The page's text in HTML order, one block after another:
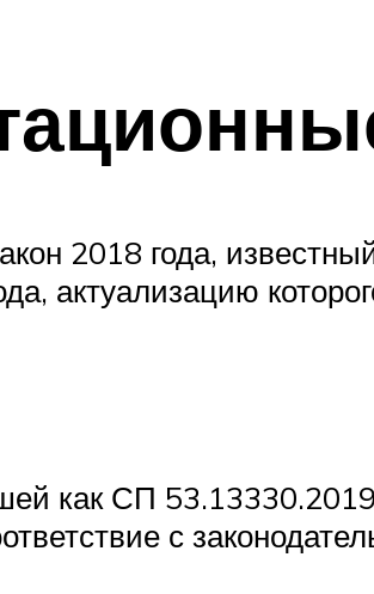
2018 года,
актуализацию
как СП
с